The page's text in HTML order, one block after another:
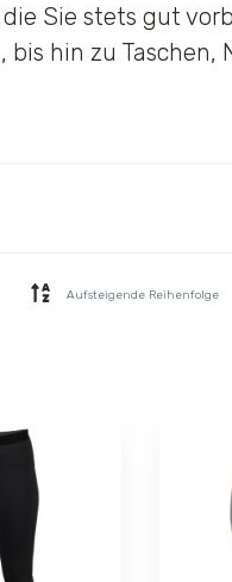
Sie stets gut
hin zu Taschen,
Aufsteigende Reihenfolge